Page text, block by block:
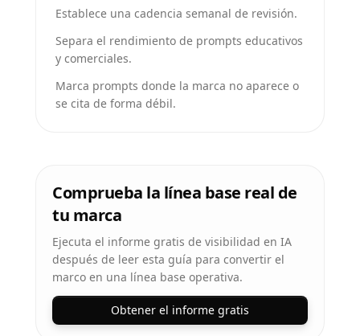
Establece una cadencia semanal de revisión.
Separa el rendimiento de prompts educativos
y comerciales.
Marca prompts donde la marca no aparece o
se cita de forma débil.
Comprueba la línea base real de
tu marca
Ejecuta el informe gratis de visibilidad en IA
después de leer esta guía para convertir el
marco en una línea base operativa.
Obtener el informe gratis